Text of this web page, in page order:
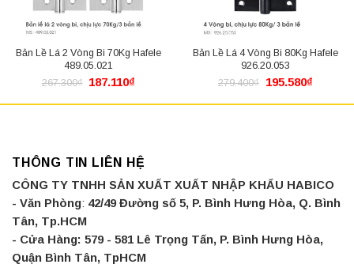
Bản Lề Lá 2 Vòng Bi 70Kg Hafele
489.05.021
267.300₫ Giá
là:
187.110₫
tại
Bản Lề Lá 4 Vòng Bi 80Kg Hafele
926.20.053
279.400₫ Giá
là:
195.580₫Giá
tại
THÔNG TIN LIÊN HỆ
CÔNG TY TNHH SẢN XUẤT XUẤT NHẬP KHẨU HABICO
- Văn Phòng: 42/49 Đường số 5, P. Bình Hưng Hòa, Q. Bình
Tân, Tp.HCM
- Cửa Hàng: 579 - 581 Lê Trọng Tấn, P. Bình Hưng Hòa,
Quận Bình Tân, TpHCM